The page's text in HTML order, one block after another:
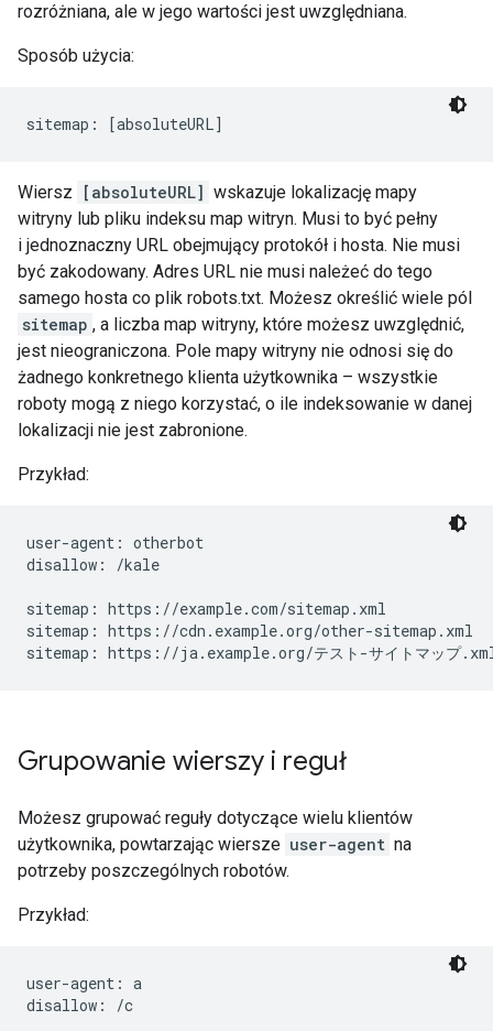
rozróżniana, ale w jego wartości jest uwzględniana.
Sposób użycia:
sitemap: [absoluteURL]
Wiersz [absoluteURL] wskazuje lokalizację mapy
witryny lub pliku indeksu map witryn. Musi to być pełny
i jednoznaczny URL obejmujący protokół i hosta. Nie musi
być zakodowany. Adres URL nie musi należeć do tego
samego hosta co plik robots.txt. Możesz określić wiele pól
sitemap , a liczba map witryny, które możesz uwzględnić,
jest nieograniczona. Pole mapy witryny nie odnosi się do
żadnego konkretnego klienta użytkownika – wszystkie
roboty mogą z niego korzystać, o ile indeksowanie w danej
lokalizacji nie jest zabronione.
Przykład:
user-agent: otherbot
disallow: /kale
sitemap: https://example.com/sitemap.xml
sitemap: https://cdn.example.org/other-sitemap.xml
sitemap: https://ja.example.org/テスト-サイトマップ
Grupowanie wierszy i reguł
Możesz grupować reguły dotyczące wielu klientów
użytkownika, powtarzając wiersze user-agent na
potrzeby poszczególnych robotów.
Przykład:
user-agent: a
disallow: /c